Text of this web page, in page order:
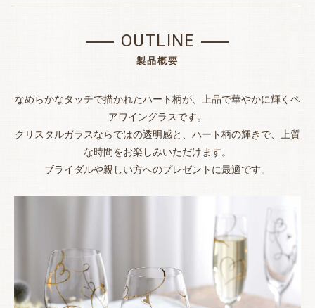
OUTLINE
製品概要
なめらかなタッチで描かれたハート柄が、上品で華やかに輝くペ
アワイングラスです。
クリスタルガラスならではの透明感と、ハート柄の輝きで、上質
な時間をお楽しみいただけます。
ブライダルや親しい方へのプレゼントに最適です。